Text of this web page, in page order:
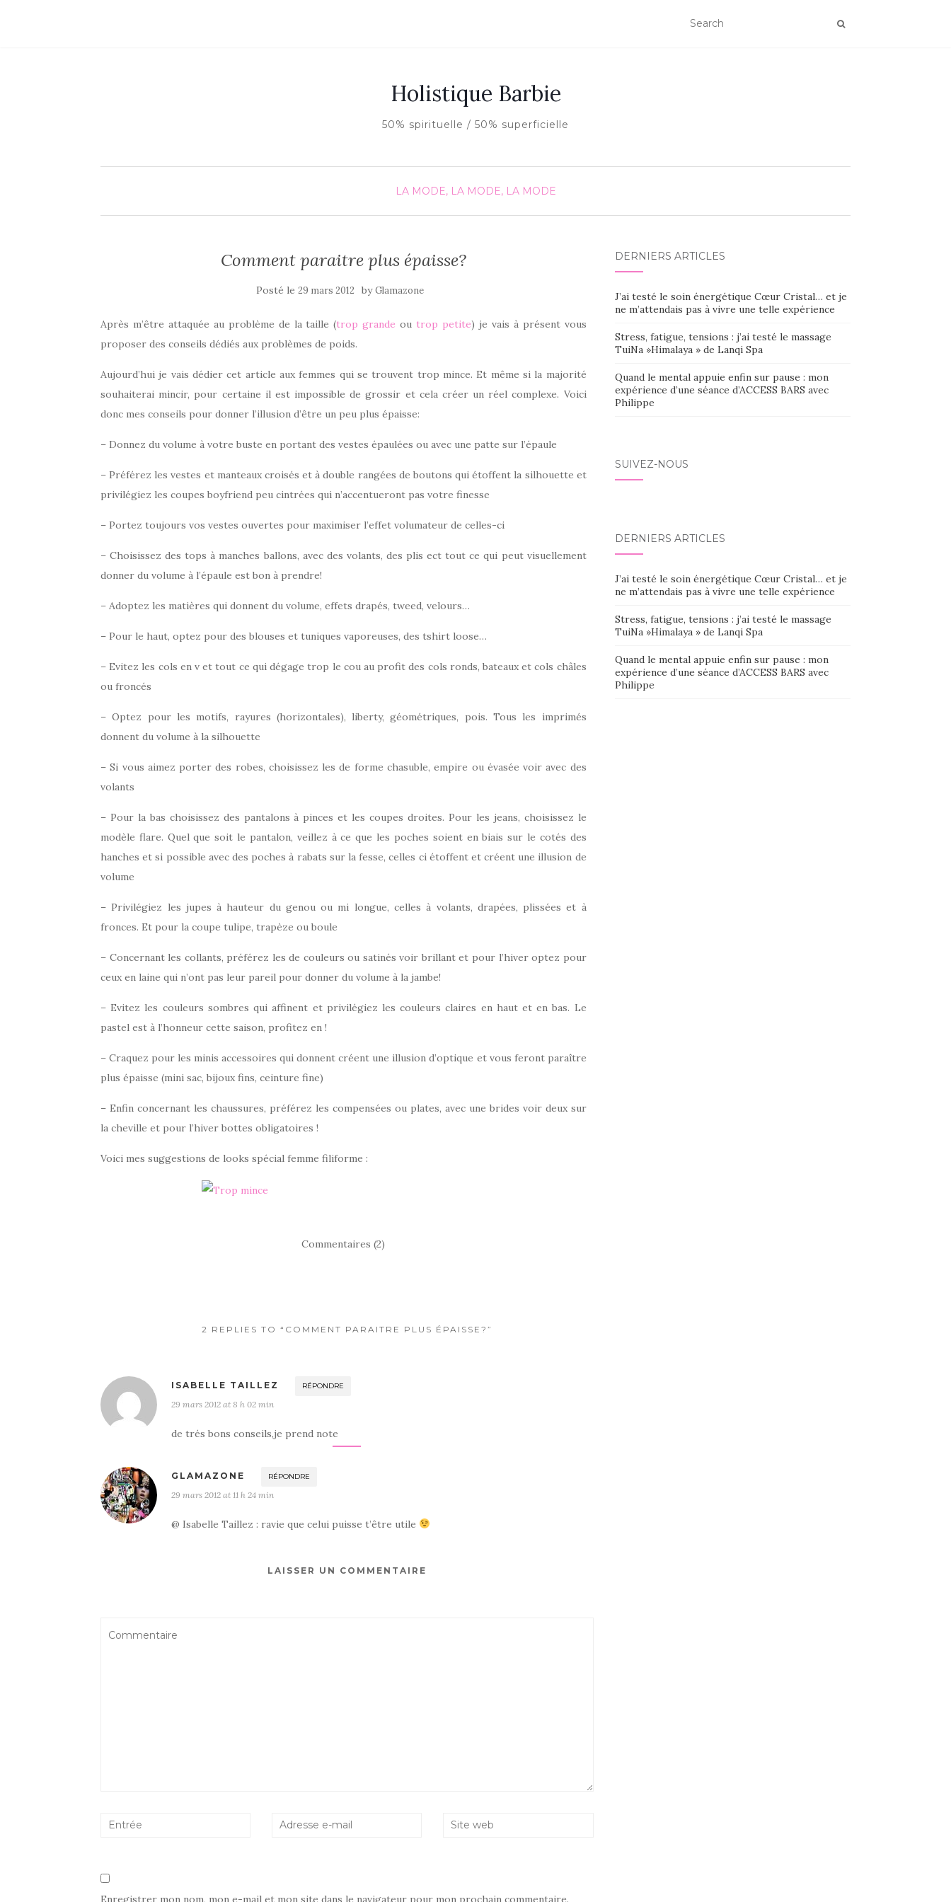
Holistique Barbie
50% spirituelle / 50% superficielle
LA MODE, LA MODE, LA MODE
Comment paraitre plus épaisse?
Posté le 29 mars 2012 byGlamazone
Après m’être attaquée au problème de la taille (trop grande outrop petite) je vais à présent vous
proposer des conseils dédiés aux problèmes de poids.
Aujourd’hui je vais dédier cet article aux femmes qui se trouvent trop mince. Et même si la majorité
souhaiterai mincir, pour certaine il est impossible de grossir et cela créer un réel complexe. Voici
donc mes conseils pour donner l’illusion d’être un peu plus épaisse:
– Donnez du volume à votre buste en portant des vestes épaulées ou avec une patte sur l’épaule
– Préférez les vestes et manteaux croisés et à double rangées de boutons qui étoffent la silhouette et
privilégiez les coupes boyfriend peu cintrées qui n’accentueront pas votre finesse
– Portez toujours vos vestes ouvertes pour maximiser l’effet volumateur de celles-ci
– Choisissez des tops à manches ballons, avec des volants, des plis ect tout ce qui peut visuellement
donner du volume à l’épaule est bon à prendre!
– Adoptez les matières qui donnent du volume, effets drapés, tweed, velours…
– Pour le haut, optez pour des blouses et tuniques vaporeuses, des tshirt loose…
– Evitez les cols en v et tout ce qui dégage trop le cou au profit des cols ronds, bateaux et cols châles
ou froncés
– Optez pour les motifs, rayures (horizontales), liberty, géométriques, pois. Tous les imprimés
donnent du volume à la silhouette
– Si vous aimez porter des robes, choisissez les de forme chasuble, empire ou évasée voir avec des
volants
– Pour la bas choisissez des pantalons à pinces et les coupes droites. Pour les jeans, choisissez le
modèle flare. Quel que soit le pantalon, veillez à ce que les poches soient en biais sur le cotés des
hanches et si possible avec des poches à rabats sur la fesse, celles ci étoffent et créent une illusion de
volume
– Privilégiez les jupes à hauteur du genou ou mi longue, celles à volants, drapées, plissées et à
fronces. Et pour la coupe tulipe, trapèze ou boule
– Concernant les collants, préférez les de couleurs ou satinés voir brillant et pour l’hiver optez pour
ceux en laine qui n’ont pas leur pareil pour donner du volume à la jambe!
– Evitez les couleurs sombres qui affinent et privilégiez les couleurs claires en haut et en bas. Le
pastel est à l’honneur cette saison, profitez en !
– Craquez pour les minis accessoires qui donnent créent une illusion d’optique et vous feront paraître
plus épaisse (mini sac, bijoux fins, ceinture fine)
– Enfin concernant les chaussures, préférez les compensées ou plates, avec une brides voir deux sur
la cheville et pour l’hiver bottes obligatoires !
Voici mes suggestions de looks spécial femme filiforme :
Commentaires (2)
2 REPLIES TO “COMMENT PARAITRE PLUS ÉPAISSE?”
ISABELLE TAILLEZ RÉPONDRE
29 mars 2012 at 8 h 02 min
de trés bons conseils,je prend note
GLAMAZONE RÉPONDRE
29 mars 2012 at 11 h 24 min
@ Isabelle Taillez : ravie que celui puisse t’être utile
LAISSER UN COMMENTAIRE
Enregistrer mon nom, mon e-mail et mon site dans le navigateur pour mon prochain commentaire.
DERNIERS ARTICLES
J’ai testé le soin énergétique Cœur Cristal… et je
ne m’attendais pas à vivre une telle expérience
Stress, fatigue, tensions : j’ai testé le massage
TuiNa »Himalaya » de Lanqi Spa
Quand le mental appuie enfin sur pause : mon
expérience d’une séance d’ACCESS BARS avec
Philippe
SUIVEZ-NOUS
DERNIERS ARTICLES
J’ai testé le soin énergétique Cœur Cristal… et je
ne m’attendais pas à vivre une telle expérience
Stress, fatigue, tensions : j’ai testé le massage
TuiNa »Himalaya » de Lanqi Spa
Quand le mental appuie enfin sur pause : mon
expérience d’une séance d’ACCESS BARS avec
Philippe